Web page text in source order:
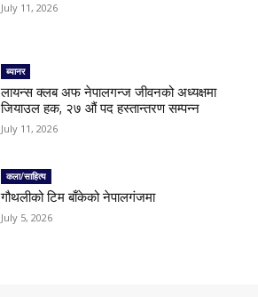
July 11, 2026
ब्यानर
लायन्स क्लब अफ नेपालगन्ज जीवनको अध्यक्षमा
जियाउल हक, २७ औं पद हस्तान्तरण सम्पन्न
July 11, 2026
कला/साहित्य
गौथलीको टिम बाँकेको नेपालगंजमा
July 5, 2026